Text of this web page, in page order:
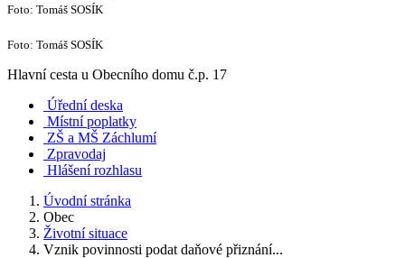
Foto: Tomáš SOSÍK
Foto: Tomáš SOSÍK
Hlavní cesta u Obecního domu č.p. 17
Úřední deska
Místní poplatky
ZŠ a MŠ Záchlumí
Zpravodaj
Hlášení rozhlasu
Úvodní stránka
Obec
Životní situace
Vznik povinnosti podat daňové přiznání...